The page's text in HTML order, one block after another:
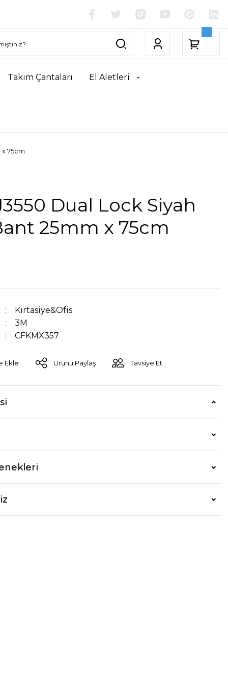
Takım Çantaları El Aletleri
x 75cm
Dual Lock Siyah
25mm x 75cm
Kırtasiye&Ofis
3M
CFKMX357
Ürünü Paylaş Tavsiye Et